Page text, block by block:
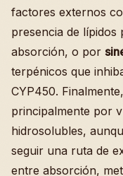
factores externos
presencia de lípidos
absorción, o por
terpénicos que
CYP450.
principalmente por
hidrosolubles,
seguir una ruta de
entre absorción,